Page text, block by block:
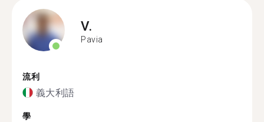
V.
Pavia
流利
義大利語
學